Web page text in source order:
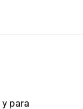
y para